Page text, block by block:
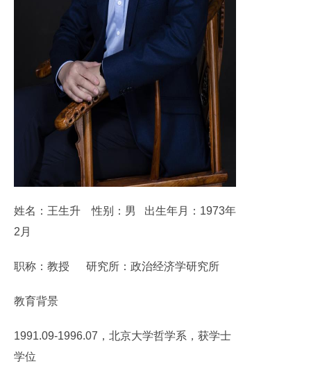
姓名：王生升 性别：男 出生年月：1973年
2月
职称：教授 研究所：政治经济学研究所
教育背景
1991.09-1996.07，北京大学哲学系，获学士
学位